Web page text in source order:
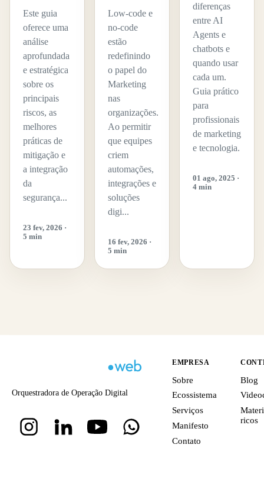
Este guia
oferece uma
análise
aprofundada
e estratégica
sobre os
principais
riscos, as
melhores
práticas de
mitigação e
a integração
da
segurança...
23 fev, 2026 ·
5 min
Low-code e
no-code
estão
redefinindo
o papel do
Marketing
nas
organizações.
Ao permitir
que equipes
criem
automações,
integrações e
soluções
digi...
16 fev, 2026 ·
5 min
diferenças
entre AI
Agents e
chatbots e
quando usar
cada um.
Guia prático
para
profissionais
de marketing
e tecnologia.
01 ago, 2025 ·
4 min
Orquestradora de Operação Digital
EMPRESA
Sobre
Ecossistema
Serviços
Manifesto
Contato
Blog
ricos